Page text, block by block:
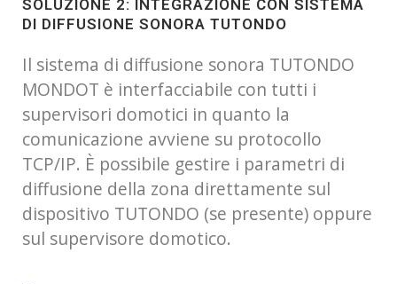
SOLUZIONE 2: INTEGRAZIONE CON SISTEMA
DI DIFFUSIONE SONORA TUTONDO
Il sistema di diffusione sonora TUTONDO
MONDOT è interfacciabile con tutti i
supervisori domotici in quanto la
comunicazione avviene su protocollo
TCP/IP. È possibile gestire i parametri di
diffusione della zona direttamente sul
dispositivo TUTONDO (se presente) oppure
sul supervisore domotico.